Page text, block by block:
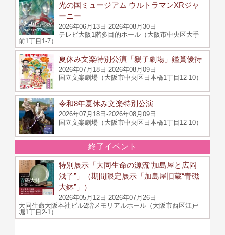
光の国ミュージアム ウルトラマンXRジャ
ーニー
2026年06月13日-2026年08月30日
テレビ大阪1階多目的ホール（大阪市中央区大手
前1丁目1‐7）
夏休み文楽特別公演「親子劇場」鑑賞優待
2026年07月18日-2026年08月09日
国立文楽劇場（大阪市中央区日本橋1丁目12-10）
令和8年夏休み文楽特別公演
2026年07月18日-2026年08月09日
国立文楽劇場（大阪市中央区日本橋1丁目12-10）
終了イベント
特別展示「大同生命の源流“加島屋と広岡
浅子”」（期間限定展示「加島屋旧蔵“青磁
大鉢”」）
2026年05月12日-2026年07月26日
大同生命大阪本社ビル2階メモリアルホール（大阪市西区江戸
堀1丁目2-1）